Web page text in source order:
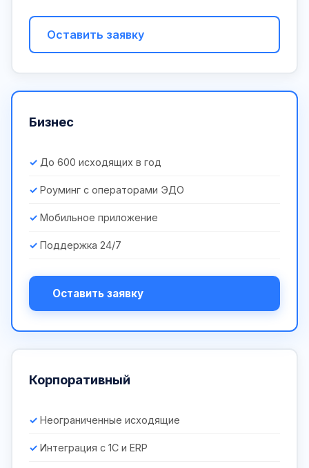
Оставить заявку
Бизнес
До 600 исходящих в год
Роуминг с операторами ЭДО
Мобильное приложение
Поддержка 24/7
Оставить заявку
Корпоративный
Неограниченные исходящие
Интеграция с 1С и ERP